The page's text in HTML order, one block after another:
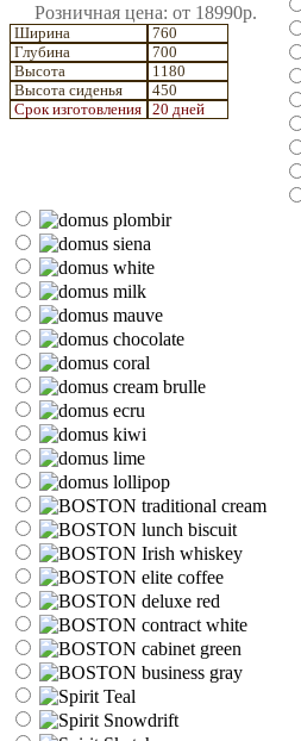
Розничная цена: от 18990р.
Ширина
760
Глубина
700
Высота
1180
Высота сиденья
450
Срок изготовления 20 дней